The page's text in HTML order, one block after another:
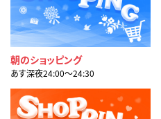
朝のショッピング
あす深夜24:00〜24:30